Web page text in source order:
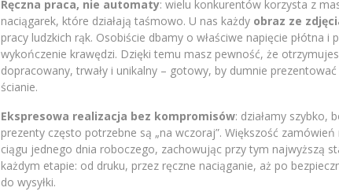
Ręczna praca, nie automaty: wielu konkurentów korzysta z
naciągarek, które działają taśmowo. U nas każdy obraz ze
pracy ludzkich rąk. Osobiście dbamy o właściwe napięcie płótna i
wykończenie krawędzi. Dzięki temu masz pewność, że
dopracowany, trwały i unikalny – gotowy, by dumnie prezentować
ścianie.
Ekspresowa realizacja bez kompromisów: działamy szybko,
prezenty często potrzebne są „na wczoraj”. Większość
ciągu jednego dnia roboczego, zachowując przy tym najwyższą
każdym etapie: od druku, przez ręczne naciąganie, aż po
do wysyłki.